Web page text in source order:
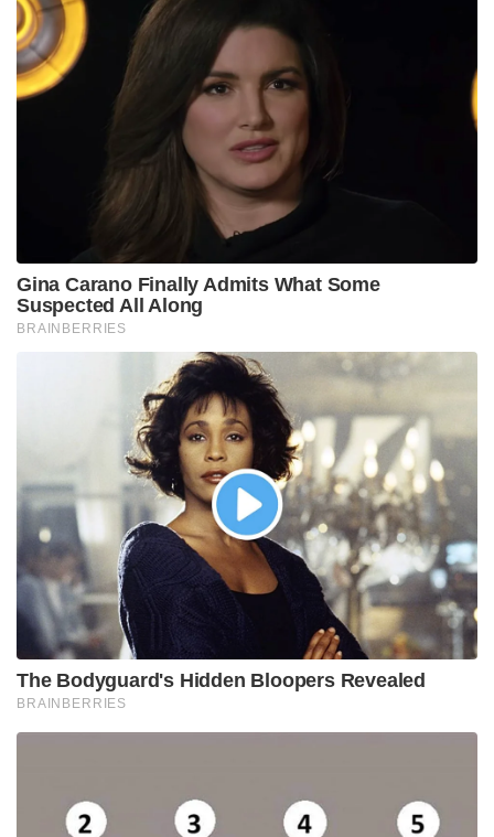
Gina Carano Finally Admits What Some
Suspected All Along
BRAINBERRIES
The Bodyguard's Hidden Bloopers Revealed
BRAINBERRIES